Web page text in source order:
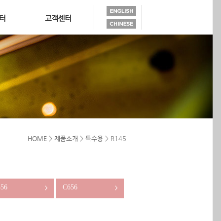
HOME > 제품소개 > 특수용 > R145
> C656 >